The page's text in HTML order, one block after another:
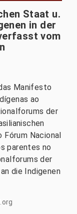
Staat u.
in der
vom
Manifesto
ao
der
Nacional
parentes no
der
die Indigenen